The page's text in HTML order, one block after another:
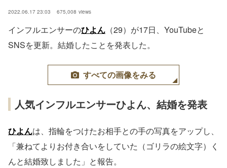
2022.06.17 23:03 675,008 views
インフルエンサーのひよん （29）が17日、YouTubeと
SNSを更新。結婚したことを発表した。
すべての画像をみる
人気インフルエンサーひよん、結婚を発表
ひよんは、指輪をつけたお相手との手の写真をアップし、
「兼ねてよりお付き合いをしていた（ゴリラの絵文字）く
んと結婚致しました」と報告。